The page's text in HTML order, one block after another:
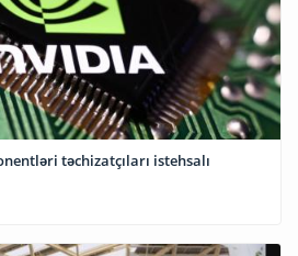
təchizatçıları istehsalı